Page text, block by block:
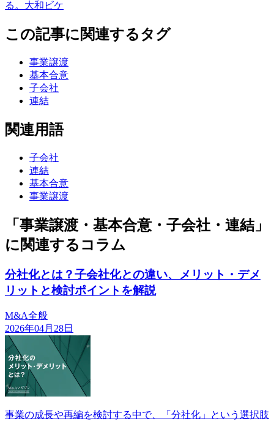
る。大和ビケ
この記事に関連するタグ
事業譲渡
基本合意
子会社
連結
関連用語
子会社
連結
基本合意
事業譲渡
「事業譲渡・基本合意・子会社・連結」
に関連するコラム
分社化とは？子会社化との違い、メリット・デメ
リットと検討ポイントを解説
M&A全般
2026年04月28日
事業の成長や再編を検討する中で、「分社化」という選択肢